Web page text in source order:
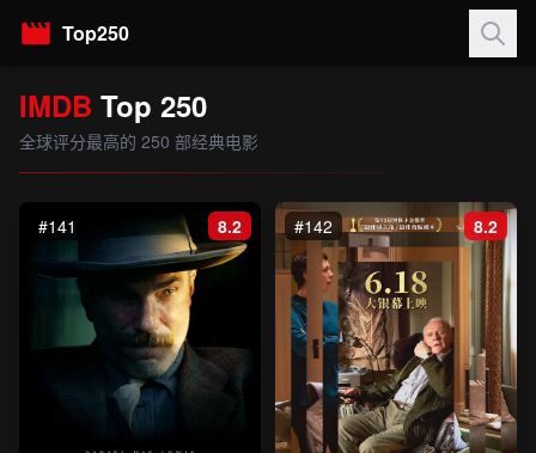
Top250
IMDB Top 250
全球评分最高的 250 部经典电影
8.2
#141 8.2
#142